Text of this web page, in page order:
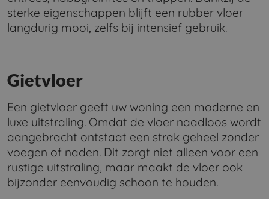
sterke eigenschappen blijft een rubber vloer
langdurig mooi, zelfs bij intensief gebruik.
Gietvloer
Een gietvloer geeft uw woning een moderne en
luxe uitstraling. Omdat de vloer naadloos wordt
aangebracht ontstaat een strak geheel zonder
voegen of naden. Dit zorgt niet alleen voor een
rustige uitstraling, maar maakt de vloer ook
bijzonder eenvoudig schoon te houden.